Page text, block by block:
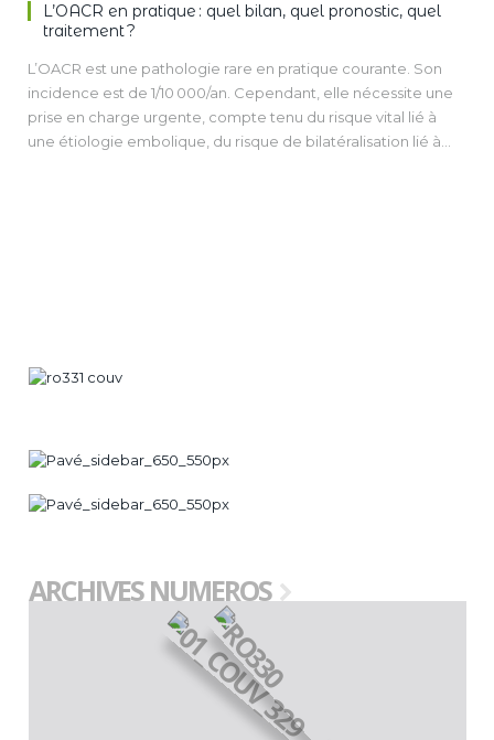
L’OACR en pratique : quel bilan, quel pronostic, quel
traitement ?
L’OACR est une pathologie rare en pratique courante. Son
incidence est de 1/10 000/an. Cependant, elle nécessite une
prise en charge urgente, compte tenu du risque vital lié à
une étiologie embolique, du risque de bilatéralisation lié à
ARCHIVES NUMEROS